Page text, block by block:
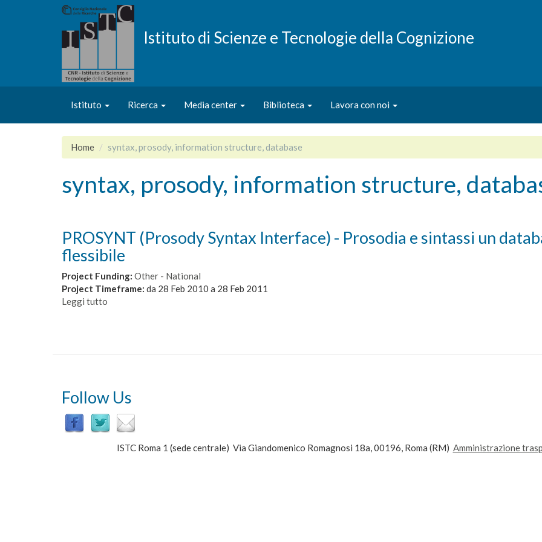
Istituto di Scienze e Tecnologie della Cognizione
Istituto Ricerca Media center Biblioteca Lavora con noi
Home syntax, prosody, information structure, database
syntax, prosody, information structure,
PROSYNT (Prosody Syntax Interface) - Prosodia e sintassi un
flessibile
Project Funding: Other - National
Project Timeframe: da 28 Feb 2010 a 28 Feb 2011
Leggi tutto
Interface)
sintassi
un
database
un’interfaccia
Follow Us
ISTC Roma 1 (sede centrale) Via Giandomenico Romagnosi 18a, 00196, Roma (RM) Amministrazione